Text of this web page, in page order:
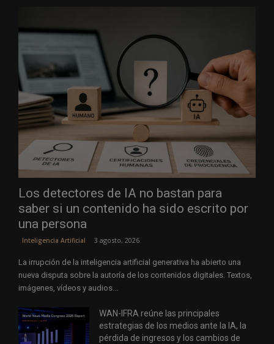
Los detectores de IA no bastan para
saber si un contenido ha sido escrito por
una persona
Inteligencia Artificial 3 agosto, 2026
La irrupción de la inteligencia artificial generativa ha abierto una
nueva disputa sobre la autoría de los contenidos digitales. Textos,
imágenes, vídeos y audios...
WAN-IFRA reúne las principales
estrategias de los medios ante la IA, la
pérdida de ingresos y los cambios de